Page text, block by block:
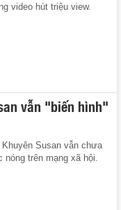
video hút triệu view.
vẫn "biến hình"
Khuyên Susan vẫn chưa
nóng trên mạng xã hội.